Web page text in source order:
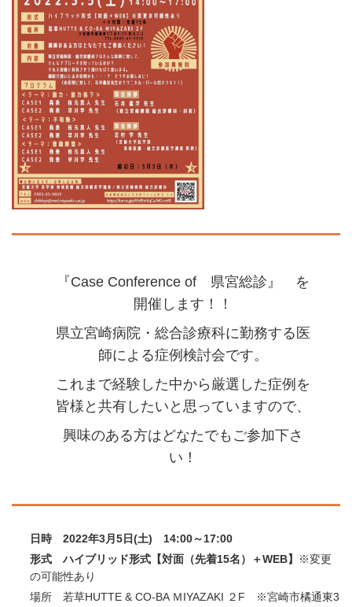
『Case Conference of 県宮総診』 を
開催します！！
県立宮崎病院・総合診療科に勤務する医
師による症例検討会です。
これまで経験した中から厳選した症例を
皆様と共有したいと思っていますので、
興味のある方はどなたでもご参加下さ
い！
日時 2022年3月5日(土) 14:00～17:00
形式 ハイブリッド形式【対面（先着15名）＋WEB】
※変更
の可能性あり
場所 若草HUTTE & CO-BA ＭIYAZAKI ２F ※宮崎市橘通東3